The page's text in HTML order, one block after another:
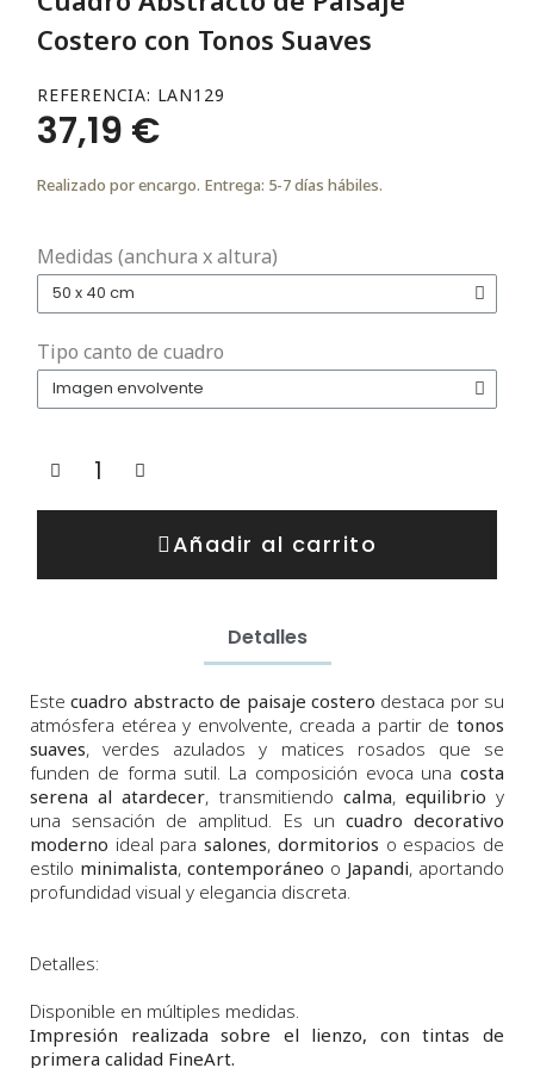
Costero con Tonos Suaves
REFERENCIA LAN129
37,19 €
Realizado por encargo. Entrega: 5-7 días hábiles.
Medidas (anchura x altura)
Tipo canto de cuadro
Añadir al carrito
Detalles
Estecuadro abstracto de paisaje costero destaca por su
atmósfera etérea y envolvente, creada a partir de tonos
suaves, verdes azulados y matices rosados que se
funden de forma sutil. La composición evoca una costa
serena al atardecer, transmitiendo calma, equilibrio y
una sensación de amplitud. Es un cuadro decorativo
moderno ideal parasalones, dormitorios o espacios de
estilo minimalista, contemporáneo o Japandi, aportando
profundidad visual y elegancia discreta.
Detalles:
Disponible en múltiples medidas.
Impresión realizada sobre el lienzo, con tintas de
primera calidad FineArt.